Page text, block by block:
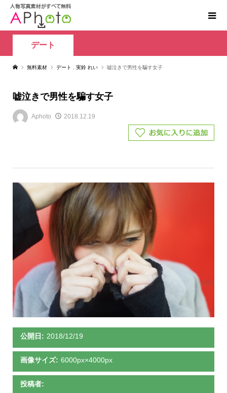
デート
無料素材 デート 実鈴 れい 嘘泣きで男性を騙す女子
嘘泣きで男性を騙す女子
Aphoto 2018.12.19
公開日: 2018/12/19
画像サイズ: 6000px×4000px
投稿者: